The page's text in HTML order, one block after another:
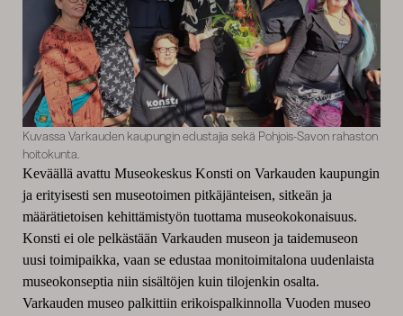
Kuvassa Varkauden kaupungin edustajia sekä Pohjois-Savon rahaston
hoitokunta.
Keväällä avattu Museokeskus Konsti on Varkauden kaupungin
ja erityisesti sen museotoimen pitkäjänteisen, sitkeän ja
määrätietoisen kehittämistyön tuottama museokokonaisuus.
Konsti ei ole pelkästään Varkauden museon ja taidemuseon
uusi toimipaikka, vaan se edustaa monitoimitalona uudenlaista
museokonseptia niin sisältöjen kuin tilojenkin osalta.
Varkauden museo palkittiin erikoispalkinnolla Vuoden museo